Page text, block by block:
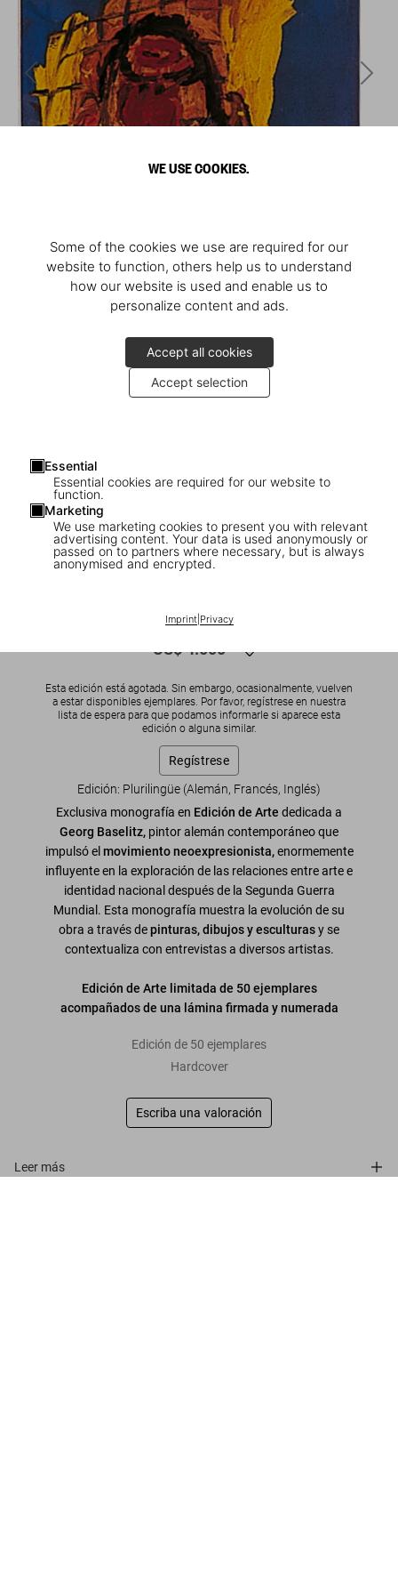
WE USE COOKIES.
Some of the cookies we use are required for our
website to function, others help us to understand
how our website is used and enable us to
personalize content and ads.
Accept all cookies
Accept selection
Essential
Essential cookies are required for our website to
function.
Marketing
We use marketing cookies to present you with relevant
advertising content. Your data is used anonymously or
passed on to partners where necessary, but is always
anonymised and encrypted.
Imprint| Privacy
1/2
Georg Baselitz
US$ 4.000
Esta edición está agotada. Sin embargo, ocasionalmente, vuelven
a estar disponibles ejemplares. Por favor, regístrese en nuestra
lista de espera para que podamos informarle si aparece esta
edición o alguna similar.
Regístrese
Edición: Plurilingüe (Alemán, Francés, Inglés)
Exclusiva monografía en Edición de Arte dedicada a
Georg Baselitz, pintor alemán contemporáneo que
impulsó el movimiento neoexpresionista,enormemente
influyente en la exploración de las relaciones entre arte e
identidad nacional después de la Segunda Guerra
Mundial. Esta monografía muestra la evolución de su
obra a través depinturas, dibujos y esculturasy se
contextualiza con entrevistas a diversos artistas.
Edición de Arte limitada de 50 ejemplares
acompañados de una lámina firmada y numerada
Edición de 50 ejemplares
Hardcover
Escriba una valoración
Leer más